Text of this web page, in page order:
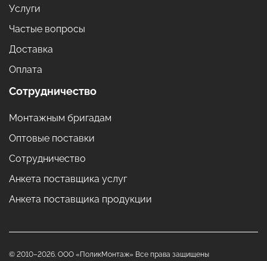
Услуги
Частые вопросы
Доставка
Оплата
Сотрудничество
Монтажным бригадам
Оптовые поставки
Сотрудничество
Анкета поставщика услуг
Анкета поставщика продукции
© 2010–2026. ООО «ПоликМонтаж» Все права защищены